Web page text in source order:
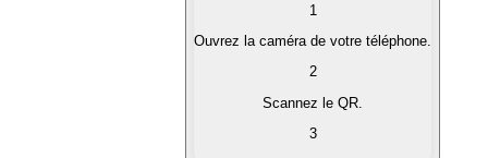
Achetez les cryptomonnaies qui vous intéressent
Convertissez vos cryptomonnaies en monnaie
1
Ouvrez la caméra de votre téléphone.
2
Scannez le QR.
3